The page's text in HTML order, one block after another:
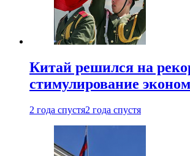
Китай решился на
стимулирование
2 года спустя2 года спустя